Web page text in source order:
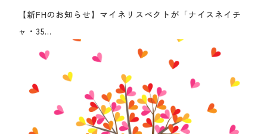
【新FHのお知らせ】マイネリスペクトが「ナイスネイチ
ャ・35...